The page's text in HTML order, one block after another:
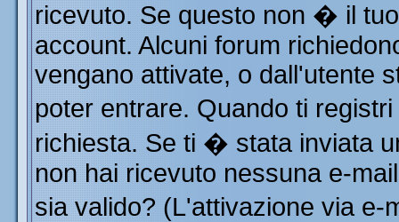
ricevuto. Se questo non � il
account. Alcuni forum
vengano attivate, o dall'utente
poter entrare. Quando ti
richiesta. Se ti � stata inviata
non hai ricevuto nessuna e-
sia valido? (L'attivazione via